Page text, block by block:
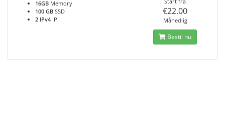
16GB Memory
100 GB SSD
2 IPv4 IP
€22.00
Månedlig
Bestil nu